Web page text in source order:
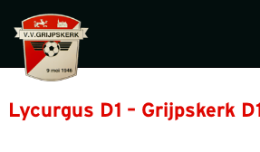
Lycurgus D1 – Grijpskerk D1